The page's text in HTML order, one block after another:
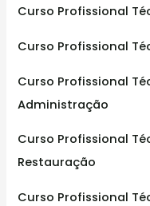
f
r
:
Curso Profissional
Curso Profissional
Curso Profissional
Administração
Curso Profissional
Restauração
Curso Profissional